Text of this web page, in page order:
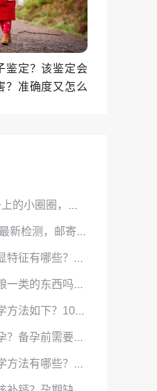
鉴定？该鉴定会
？准确度又怎么